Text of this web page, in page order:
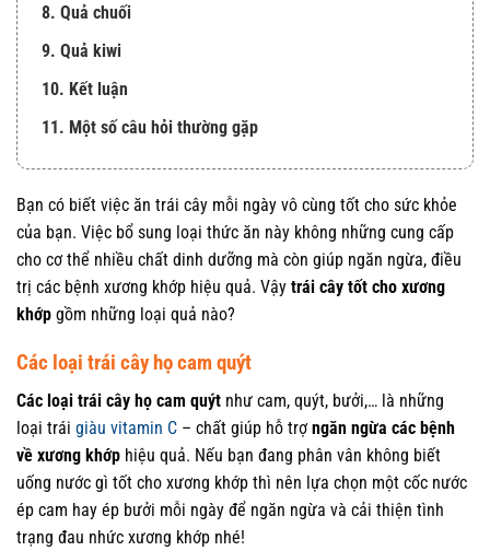
8. Quả chuối
9. Quả kiwi
10. Kết luận
11. Một số câu hỏi thường gặp
Bạn có biết việc ăn trái cây mỗi ngày vô cùng tốt cho sức khỏe
của bạn. Việc bổ sung loại thức ăn này không những cung cấp
cho cơ thể nhiều chất dinh dưỡng mà còn giúp ngăn ngừa, điều
trị các bệnh xương khớp hiệu quả. Vậy trái cây tốt cho xương
khớp gồm những loại quả nào?
Các loại trái cây họ cam quýt
Các loại trái cây họ cam quýt như cam, quýt, bưởi,… là những
loại trái giàu vitamin C – chất giúp hỗ trợngăn ngừa các bệnh
về xương khớp hiệu quả. Nếu bạn đang phân vân không biết
uống nước gì tốt cho xương khớp thì nên lựa chọn một cốc nước
ép cam hay ép bưởi mỗi ngày để ngăn ngừa và cải thiện tình
trạng đau nhức xương khớp nhé!